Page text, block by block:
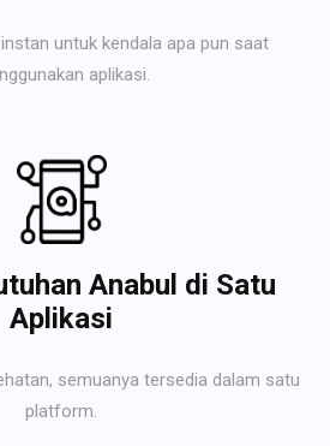
untuk kendala apa pun saat
aplikasi.
Anabul di Satu
Aplikasi
semuanya tersedia dalam satu
platform.